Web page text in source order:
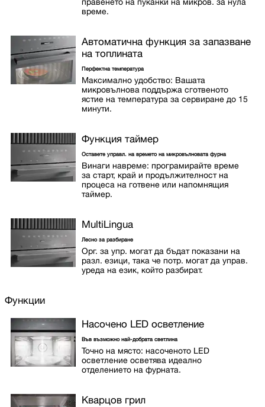
време.
Автоматична функция за запазване
на топлината
Перфектна температура
Максимално удобство: Вашата
микровълнова поддържа сготвеното
ястие на температура за сервиране до 15
минути.
Функция таймер
Оставете управл. на времето на микровълновата фурна
Винаги навреме: програмирайте време
за старт, край и продължителност на
процеса на готвене или напомнящия
таймер.
MultiLingua
Лесно за разбиране
Орг. за упр. могат да бъдат показани на
разл. езици, така че потр. могат да управ.
уреда на език, който разбират.
Функции
Насочено LED осветление
Във възможно най-добрата светлина
Точно на място: насоченото LED
осветление осветява идеално
отделението на фурната.
Кварцов грил